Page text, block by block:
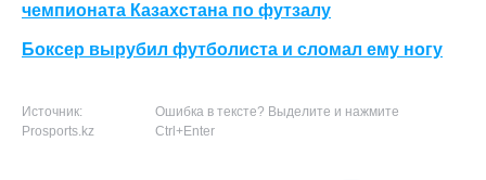
чемпионата Казахстана по футзалу
Боксер вырубил футболиста и сломал ему ногу
Источник:
Prosports.kz
Ошибка в тексте? Выделите и нажмите
Ctrl+Enter